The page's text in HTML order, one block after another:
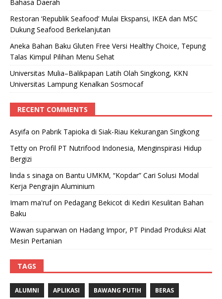
Bahasa Daerah
Restoran ‘Republik Seafood’ Mulai Ekspansi, IKEA dan MSC
Dukung Seafood Berkelanjutan
Aneka Bahan Baku Gluten Free Versi Healthy Choice, Tepung
Talas Kimpul Pilihan Menu Sehat
Universitas Mulia–Balikpapan Latih Olah Singkong, KKN
Universitas Lampung Kenalkan Sosmocaf
RECENT COMMENTS
Asyifa on Pabrik Tapioka di Siak-Riau Kekurangan Singkong
Tetty on Profil PT Nutrifood Indonesia, Menginspirasi Hidup
Bergizi
linda s sinaga on Bantu UMKM, “Kopdar” Cari Solusi Modal
Kerja Pengrajin Aluminium
Imam ma'rufon Pedagang Bekicot di Kediri Kesulitan Bahan
Baku
Wawan suparwan on Hadang Impor, PT Pindad Produksi Alat
Mesin Pertanian
TAGS
ALUMNI APLIKASI BAWANG PUTIH BERAS